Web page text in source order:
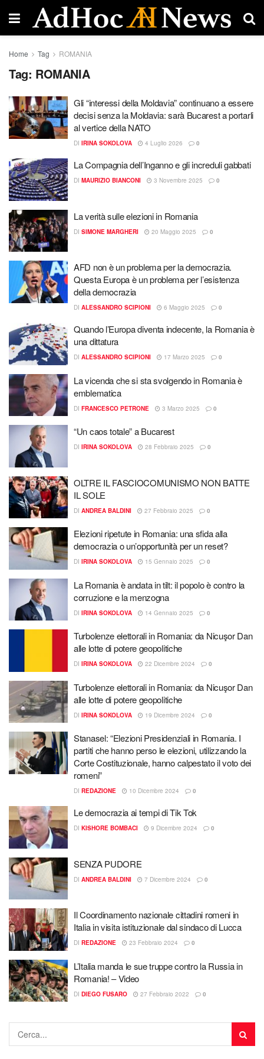
Home Tag ROMANIA
Tag: ROMANIA
Gli “interessi della Moldavia” continuano a essere
decisi senza la Moldavia: sarà Bucarest a portarli
al vertice della NATO
DI IRINA SOKOLOVA 4 Luglio 2026 0
La Compagnia dell’Inganno e gli increduli gabbati
DI MAURIZIO BIANCONI 3 Novembre 2025 0
La verità sulle elezioni in Romania
DI SIMONE MARGHERI 20 Maggio 2025 0
AFD non è un problema per la democrazia.
Questa Europa è un problema per l’esistenza
della democrazia
DI ALESSANDRO SCIPIONI 6 Maggio 2025 0
Quando l’Europa diventa indecente, la Romania è
una dittatura
DI ALESSANDRO SCIPIONI 17 Marzo 2025 0
La vicenda che si sta svolgendo in Romania è
emblematica
DI FRANCESCO PETRONE 3 Marzo 2025 0
“Un caos totale” a Bucarest
DI IRINA SOKOLOVA 28 Febbraio 2025 0
OLTRE IL FASCIOCOMUNISMO NON BATTE
IL SOLE
DI ANDREA BALDINI 27 Febbraio 2025 0
Elezioni ripetute in Romania: una sfida alla
democrazia o un’opportunità per un reset?
DI IRINA SOKOLOVA 15 Gennaio 2025 0
La Romania è andata in tilt: il popolo è contro la
corruzione e la menzogna
DI IRINA SOKOLOVA 14 Gennaio 2025 0
Turbolenze elettorali in Romania: da Nicuşor Dan
alle lotte di potere geopolitiche
DI IRINA SOKOLOVA 22 Dicembre 2024 0
Turbolenze elettorali in Romania: da Nicuşor Dan
alle lotte di potere geopolitiche
DI IRINA SOKOLOVA 19 Dicembre 2024 0
Stanasel: “Elezioni Presidenziali in Romania. I
partiti che hanno perso le elezioni, utilizzando la
Corte Costituzionale, hanno calpestato il voto dei
romeni​”
DI REDAZIONE 10 Dicembre 2024 0
Le democrazia ai tempi di Tik Tok
DI KISHORE BOMBACI 9 Dicembre 2024 0
SENZA PUDORE
DI ANDREA BALDINI 7 Dicembre 2024 0
Il Coordinamento nazionale cittadini romeni in
Italia in visita istituzionale dal sindaco di Lucca
DI REDAZIONE 23 Febbraio 2024 0
L’Italia manda le sue truppe contro la Russia in
Romania! – Video
DI DIEGO FUSARO 27 Febbraio 2022 0